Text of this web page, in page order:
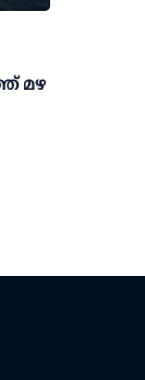
മഴ